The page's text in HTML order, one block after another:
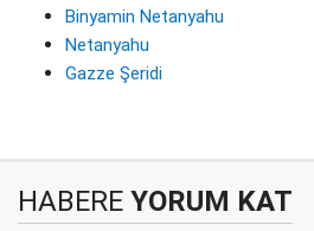
Binyamin Netanyahu
Netanyahu
Gazze Şeridi
HABERE YORUM KAT